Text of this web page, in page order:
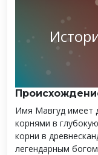
Имя Мавгуд имеет
корнями в
корни в
легендарным